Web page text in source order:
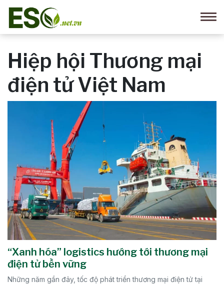
Hiệp hội Thương mại
điện tử Việt Nam
“Xanh hóa” logistics hướng tới thương mại
điện tử bền vững
Những năm gần đây, tốc độ phát triển thương mại điện tử tại